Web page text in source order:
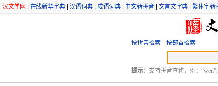
汉文学网 在线新华字典 汉语词典 成语词典 中文转拼音 文言文字典 繁体字转
按拼音检索 按部首检索
提示： 支持拼音查询，例：